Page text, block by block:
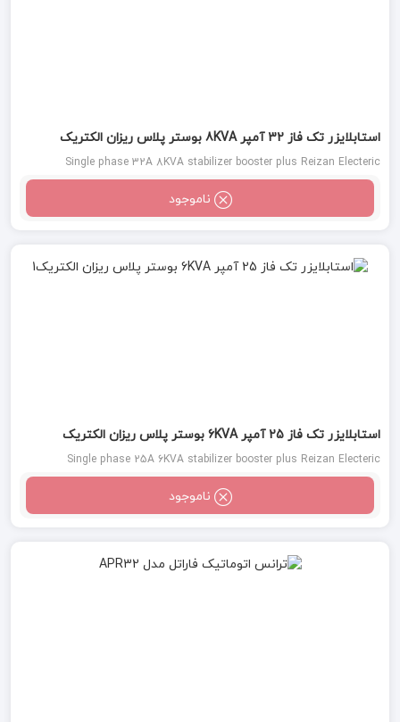
استابلایزر تک فاز 32 آمپر 8KVA بوستر پلاس ریزان الکتریک
Single phase 32A 8KVA stabilizer booster plus Reizan Electeric
ناموجود
استابلایزر تک فاز 25 آمپر 6KVA بوستر پلاس ریزان الکتریک
Single phase 25A 6KVA stabilizer booster plus Reizan Electeric
ناموجود